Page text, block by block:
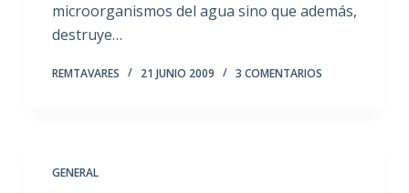
microorganismos del agua sino que además,
destruye…
REMTAVARES 21 JUNIO 2009 3 COMENTARIOS
GENERAL